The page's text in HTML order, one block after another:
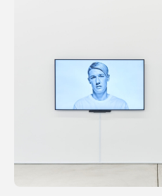
Privacy policy
Management company